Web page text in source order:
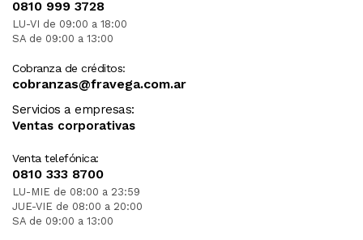
0810 999 3728
LU-VI de 09:00 a 18:00
SA de 09:00 a 13:00
Cobranza de créditos:
cobranzas@fravega.com.ar
Servicios a empresas:
Ventas corporativas
Venta telefónica:
0810 333 8700
LU-MIE de 08:00 a 23:59
JUE-VIE de 08:00 a 20:00
SA de 09:00 a 13:00